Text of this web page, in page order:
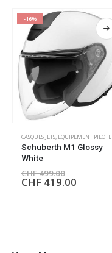
-16%
CASQUES JETS, EQUIPEMENT PILOTE
Schuberth M1 Glossy
White
CHF499.00
CHF 419.00